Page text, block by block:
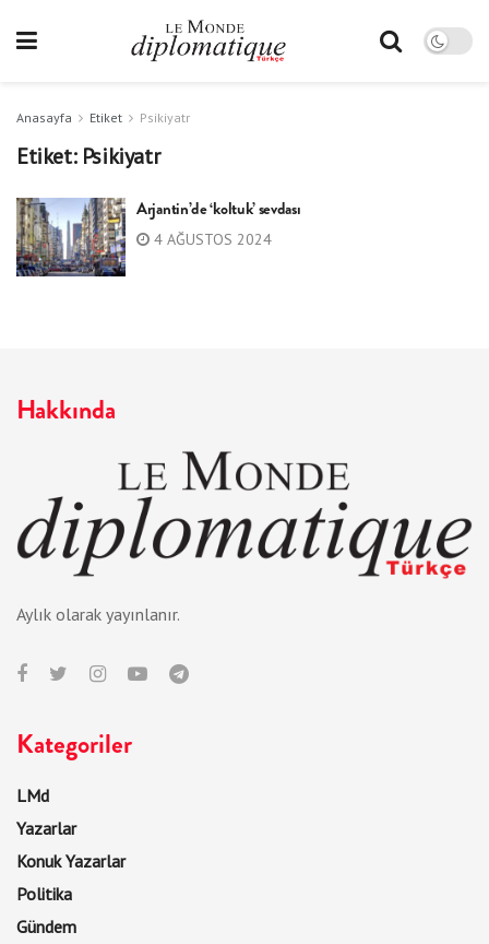
Anasayfa Etiket Psikiyatr
Etiket: Psikiyatr
Arjantin’de ‘koltuk’ sevdası
4 AĞUSTOS 2024
Hakkında
Aylık olarak yayınlanır.
Kategoriler
LMd
Yazarlar
Konuk Yazarlar
Politika
Gündem